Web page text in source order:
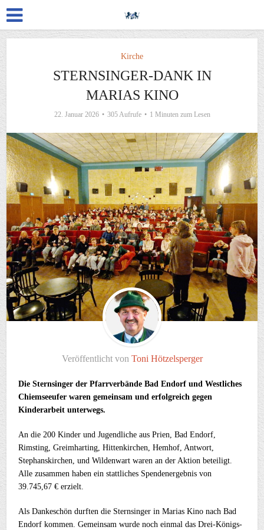
Kirche
STERNSINGER-DANK IN
MARIAS KINO
22. Januar 2026 305 Aufrufe 1 Minuten zum Lesen
Veröffentlicht von Toni Hötzelsperger
Die Sternsinger der Pfarrverbände Bad Endorf und Westliches
Chiemseeufer waren gemeinsam und erfolgreich gegen
Kinderarbeit unterwegs.
An die 200 Kinder und Jugendliche aus Prien, Bad Endorf,
Rimsting, Greimharting, Hittenkirchen, Hemhof, Antwort,
Stephanskirchen, und Wildenwart waren an der Aktion beteiligt.
Alle zusammen haben ein stattliches Spendenergebnis von
39.745,67 € erzielt.
Als Dankeschön durften die Sternsinger in Marias Kino nach Bad
Endorf kommen. Gemeinsam wurde noch einmal das Drei-Königs-